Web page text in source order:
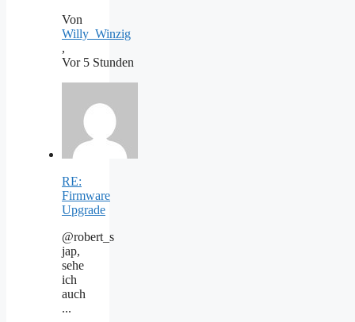
Von
Willy_Winzig
,
Vor 5 Stunden
RE:
Firmware
Upgrade
@robert_s
jap,
sehe
ich
auch
...